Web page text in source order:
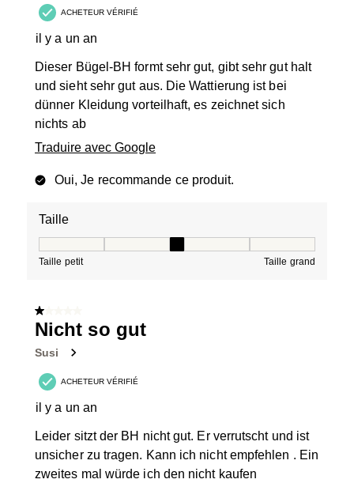
ACHETEUR VÉRIFIÉ
il y a un an
Dieser Bügel-BH formt sehr gut, gibt sehr gut halt
und sieht sehr gut aus. Die Wattierung ist bei
dünner Kleidung vorteilhaft, es zeichnet sich
nichts ab
Traduire avec Google
Oui, Je recommande ce produit.
Taille
Taille petit Taille grand
1 sur 5 étoiles.
Nicht so gut
Susi
ACHETEUR VÉRIFIÉ
il y a un an
Leider sitzt der BH nicht gut. Er verrutscht und ist
unsicher zu tragen. Kann ich nicht empfehlen . Ein
zweites mal würde ich den nicht kaufen